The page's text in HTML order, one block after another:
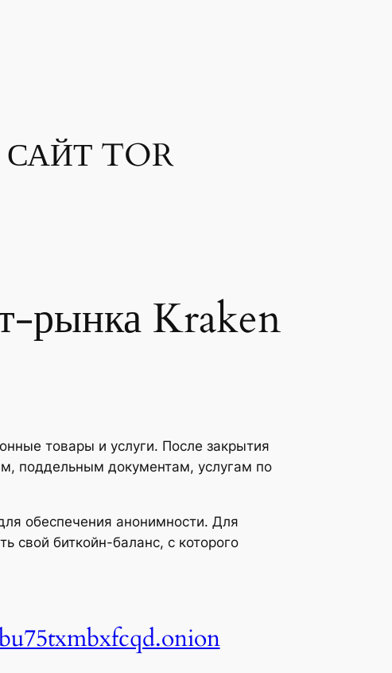
TOR
рынка Kraken
товары и услуги. После закрытия
поддельным документам, услугам по
обеспечения анонимности. Для
свой биткойн-баланс, с которого